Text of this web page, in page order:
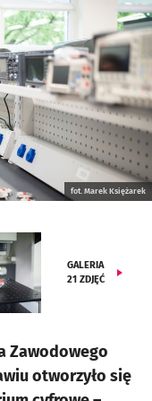
fot. Marek Księżarek
GALERIA
21 ZDJĘĆ
Zawodowego
otworzyło się